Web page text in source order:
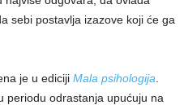
sebi postavlja izazove koji će ga
je u ediciji Mala psihologija
periodu odrastanja upućuju na